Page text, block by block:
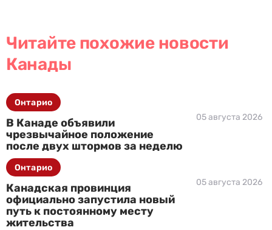
Читайте похожие новости
Канады
В Канаде объявили
чрезвычайное положение
после двух штормов за неделю
05 августа 2026
Онтарио
Канадская провинция
официально запустила новый
путь к постоянному месту
жительства
05 августа 2026
Онтарио